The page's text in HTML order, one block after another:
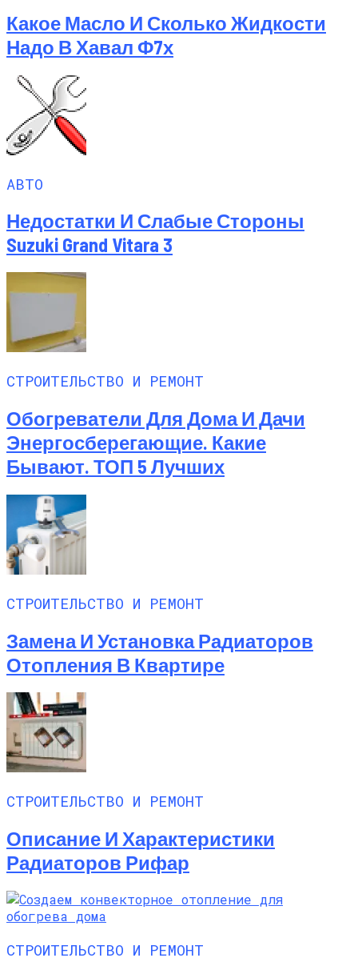
Какое Масло И Сколько Жидкости
Надо В Хавал Ф7х
АВТО
Недостатки И Слабые Стороны
Suzuki Grand Vitara 3
СТРОИТЕЛЬСТВО И РЕМОНТ
Обогреватели Для Дома И Дачи
Энергосберегающие. Какие
Бывают. ТОП 5 Лучших
СТРОИТЕЛЬСТВО И РЕМОНТ
Замена И Установка Радиаторов
Отопления В Квартире
СТРОИТЕЛЬСТВО И РЕМОНТ
Описание И Характеристики
Радиаторов Рифар
СТРОИТЕЛЬСТВО И РЕМОНТ